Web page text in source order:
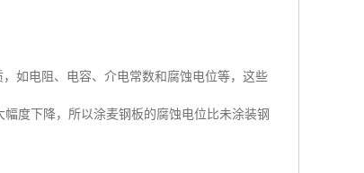
如电阻、电容、介电常数和腐蚀电位等，这些
度下降，所以涂麦钢板的腐蚀电位比未涂装钢